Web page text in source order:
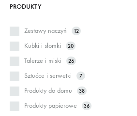
PRODUKTY
Zestawy naczyń 12
Kubki i słomki 20
Talerze i miski 26
Sztućce i serwetki 7
Produkty do domu 38
Produkty papierowe 36